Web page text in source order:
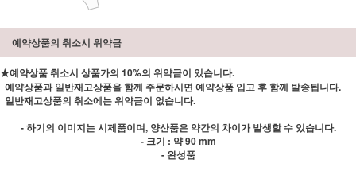
예약상품의 취소시 위약금
★예약상품 취소시 상품가의 10%의 위약금이 있습니다.
예약상품과 일반재고상품을 함께 주문하시면 예약상품 입고 후 함께 발송됩니다.
일반재고상품의 취소에는 위약금이 없습니다.
- 하기의 이미지는 시제품이며, 양산품은 약간의 차이가 발생할 수 있습니다.
- 크기 : 약 90 mm
- 완성품